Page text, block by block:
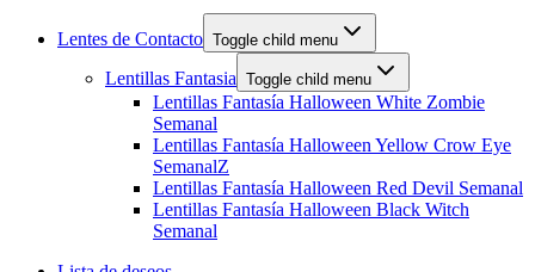
Lentes de Contacto Toggle child menu
Lentillas Fantasia Toggle child menu
Lentillas Fantasía Halloween White Zombie
Semanal
Lentillas Fantasía Halloween Yellow Crow Eye
SemanalZ
Lentillas Fantasía Halloween Red Devil Semanal
Lentillas Fantasía Halloween Black Witch
Semanal